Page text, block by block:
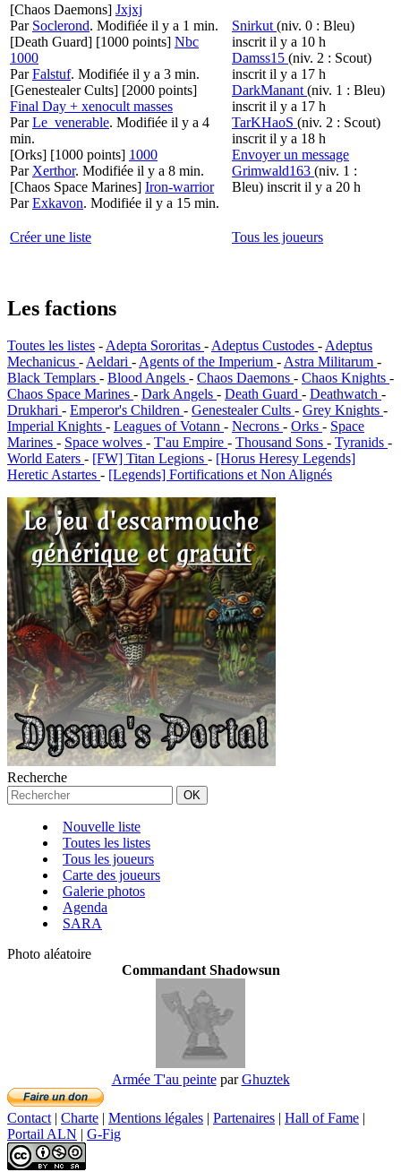
[Chaos Daemons] Jxjxj
Par Soclerond. Modifiée il y a 1 min.
[Death Guard] [1000 points] Nbc
1000
ParFalstuf. Modifiée il y a 3 min.
[Genestealer Cults] [2000 points]
Final Day + xenocult masses
ParLe_venerable. Modifiée il y a 4
min.
[Orks] [1000 points] 1000
Par Xerthor. Modifiée il y a 8 min.
[Chaos Space Marines] Iron-warrior
ParExkavon. Modifiée il y a 15 min.
Snirkut (niv. 0 : Bleu)
inscrit il y a 10 h
Damss15 (niv. 2 : Scout)
inscrit il y a 17 h
DarkManant (niv. 1 : Bleu)
inscrit il y a 17 h
TarKHaoS (niv. 2 : Scout)
inscrit il y a 18 h
Envoyer un message
Grimwald163 (niv. 1 :
Bleu) inscrit il y a 20 h
Créer une liste Tous les joueurs
Les factions
Toutes les listes -Adepta Sororitas -Adeptus Custodes -Adeptus
Mechanicus -Aeldari -Agents of the Imperium -Astra Militarum -
Black Templars - Blood Angels - Chaos Daemons - Chaos Knights -
Chaos Space Marines - Dark Angels - Death Guard - Deathwatch -
Drukhari - Emperor's Children - Genestealer Cults - Grey Knights -
Imperial Knights - Leagues of Votann - Necrons - Orks - Space
Marines - Space wolves - T'au Empire - Thousand Sons - Tyranids -
World Eaters - [FW] Titan Legions - [Horus Heresy Legends]
Heretic Astartes - [Legends] Fortifications et Non Alignés
Recherche
Nouvelle liste
Toutes les listes
Tous les joueurs
Carte des joueurs
Galerie photos
Agenda
SARA
Photo aléatoire
Commandant Shadowsun
Armée T'au peinteparGhuztek
Contact| Charte | Mentions légales | Partenaires | Hall of Fame |
Portail ALN | G-Fig